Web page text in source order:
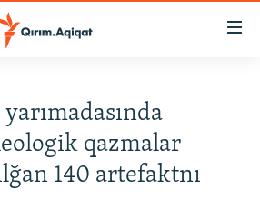
yarımadasında
qazmalar
140 artefaktnı